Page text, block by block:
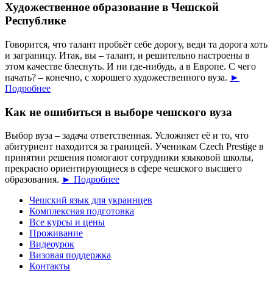
Художественное образование в Чешской
Республике
Говорится, что талант пробьёт себе дорогу, веди та дорога хоть
и заграницу. Итак, вы – талант, и решительно настроены в
этом качестве блеснуть. И ни где-нибудь, а в Европе. С чего
начать? – конечно, с хорошего художественного вуза. ►
Подробнее
Как не ошибиться в выборе чешского вуза
Выбор вуза – задача ответственная. Усложняет её и то, что
абитуриент находится за границей. Ученикам Czech Prestige в
принятии решения помогают сотрудники языковой школы,
прекрасно ориентирующиеся в сфере чешского высшего
образования. ► Подробнее
Чешский язык для украинцев
Комплексная подготовка
Все курсы и цены
Проживание
Видеоурок
Визовая поддержка
Контакты